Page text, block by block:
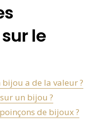
le
a de la valeur ?
un bijou ?
de bijoux ?